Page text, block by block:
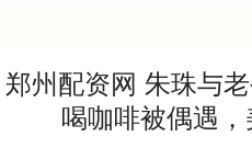
郑州配资网 朱珠与
喝咖啡被偶遇